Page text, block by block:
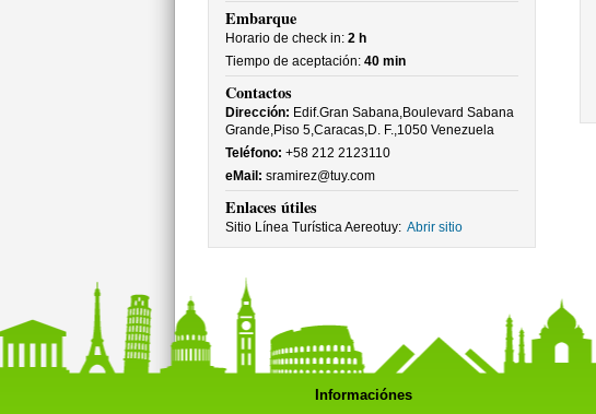
Embarque
Horario de check in: 2 h
Tiempo de aceptación: 40 min
Contactos
Dirección: Edif.Gran Sabana,Boulevard Sabana
Grande,Piso 5,Caracas,D. F.,1050 Venezuela
Teléfono: +58 212 2123110
eMail: sramirez@tuy.com
Enlaces útiles
Sitio Línea Turística Aereotuy: Abrir sitio
Informaciónes